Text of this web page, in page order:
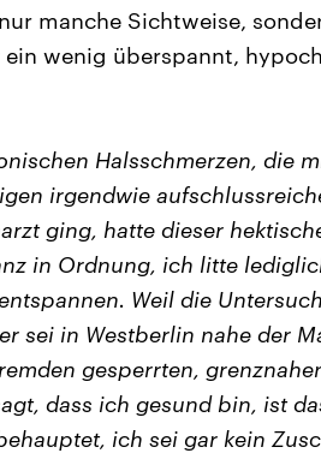
manche Sichtweise,
wenig überspannt,
Halsschmerzen, die
irgendwie
ging, hatte dieser
in Ordnung, ich litte
Weil die
sei in Westberlin nahe der
gesperrten,
dass ich gesund bin, ist
ich sei gar kein